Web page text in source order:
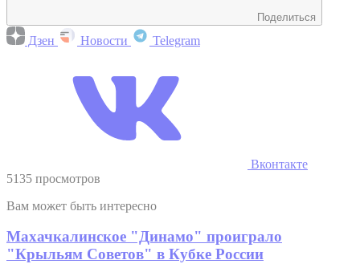
Поделиться
Дзен Новости Telegram
Вконтакте
5135 просмотров
Вам может быть интересно
Махачкалинское "Динамо" проиграло
"Крыльям Советов" в Кубке России